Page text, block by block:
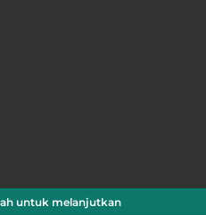
untuk melanjutkan